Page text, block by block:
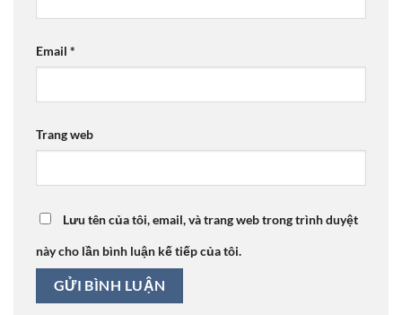
Email *
Trang web
Lưu tên của tôi, email, và trang web trong trình duyệt
này cho lần bình luận kế tiếp của tôi.